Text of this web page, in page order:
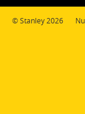
© Stanley 2026